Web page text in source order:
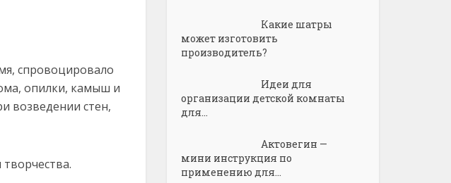
спровоцировало
опилки, камыш и
возведении стен,
Какие шатры
может изготовить
производитель?
Идеи для
организации детской комнаты
для...
Актовегин —
мини инструкция по
применению для...